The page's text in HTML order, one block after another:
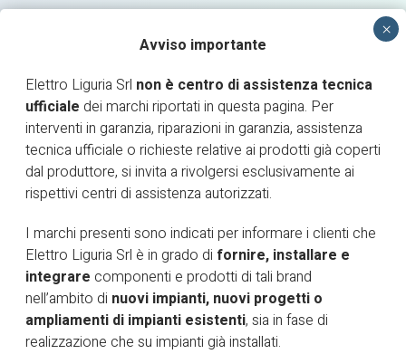
RICHIESTA INTERVENTO
AREA RISERVATA
Avviso importante
Elettro Liguria Srl non è centro di assistenza tecnica
ufficiale dei marchi riportati in questa pagina. Per
interventi in garanzia, riparazioni in garanzia, assistenza
tecnica ufficiale o richieste relative ai prodotti già coperti
dal produttore, si invita a rivolgersi esclusivamente ai
rispettivi centri di assistenza autorizzati.
I marchi presenti sono indicati per informare i clienti che
Elettro Liguria Srl è in grado di fornire, installare e
integrare componenti e prodotti di tali brand
nell’ambito di nuovi impianti, nuovi progetti o
ampliamenti di impianti esistenti, sia in fase di
realizzazione che su impianti già installati.